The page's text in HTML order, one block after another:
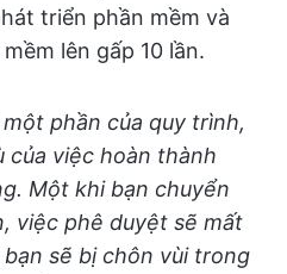
triển phần mềm và
lên gấp 10 lần.
phần của quy trình,
việc hoàn thành
Một khi bạn chuyển
việc phê duyệt sẽ mất
sẽ bị chôn vùi trong